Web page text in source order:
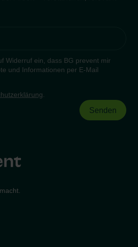
Widerruf ein, dass BG prevent mir
und Informationen per E-Mail